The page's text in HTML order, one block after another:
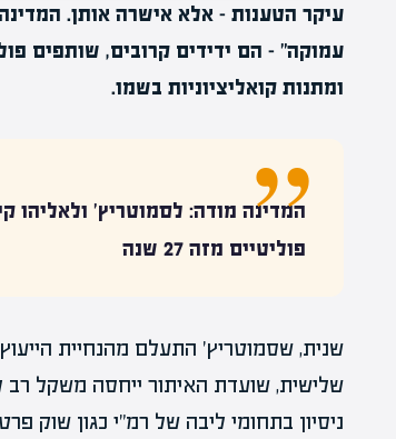
עיקר הטענות – אלא אישרה אותן.
ומתנות קואליציוניות בשמו.
המדינה מודה: לסמוטריץ' ולאליהו
פוליטיים מזה 27 שנה
שנית, שסמוטריץ' התעלם מהנחיית
שלישית, שועדת האיתור ייחסה משקל רב
ניסיון בתחומי ליבה של רמ"י כגון שוק